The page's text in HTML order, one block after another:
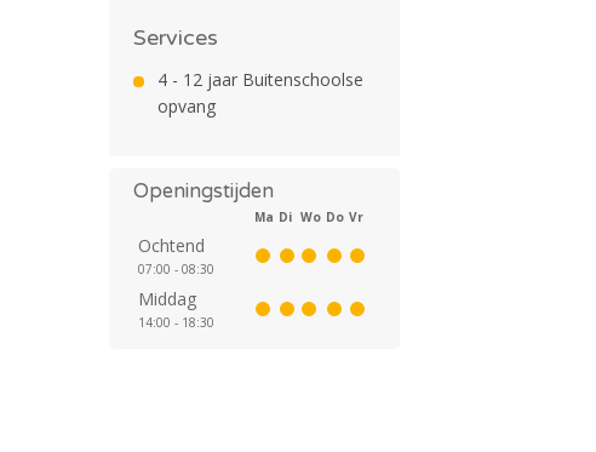
Services
4 - 12 jaar Buitenschoolse
opvang
Openingstijden
Ma Di Wo Do Vr
Ochtend
07:00 - 08:30
Middag
14:00 - 18:30